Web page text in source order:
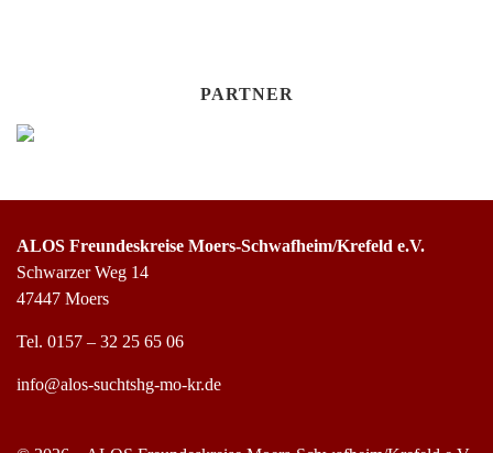
PARTNER
ALOS Freundeskreise Moers-Schwafheim/Krefeld e.V.
Schwarzer Weg 14
47447 Moers
Tel. 0157 – 32 25 65 06
info@alos-suchtshg-mo-kr.de